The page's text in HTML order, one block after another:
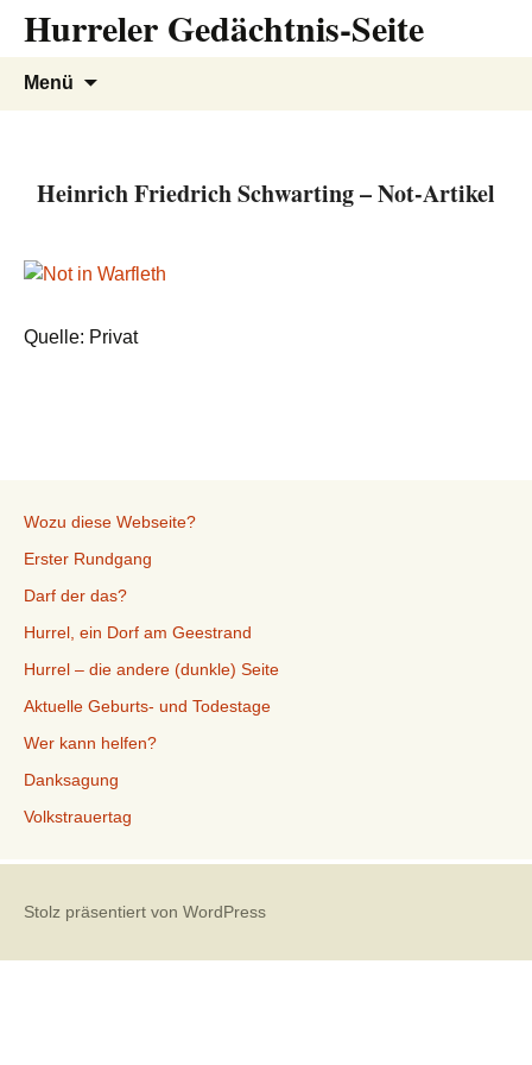
InhaltHurreler Gedächtnis-Seite
Menü
Heinrich Friedrich Schwarting – Not-Artikel
Quelle: Privat
Wozu diese Webseite?
Erster Rundgang
Darf der das?
Hurrel, ein Dorf am Geestrand
Hurrel – die andere (dunkle) Seite
Aktuelle Geburts- und Todestage
Wer kann helfen?
Danksagung
Volkstrauertag
Stolz präsentiert von WordPress